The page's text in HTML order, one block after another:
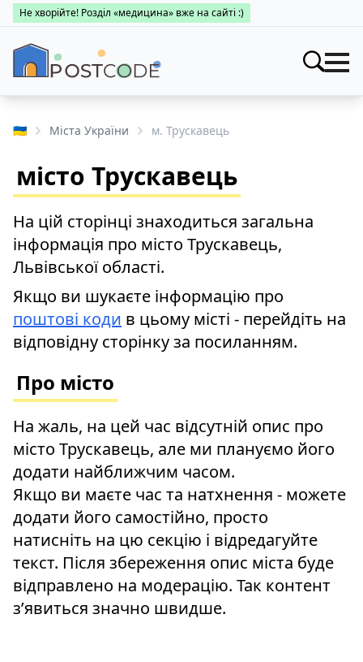
Не хворійте! Розділ «медицина» вже на сайті :)
Індекси
Пошук за областями
Про каталог
Міста України
Заклади
Про поштові індекси
Пошук за областями
Медицина
Про поштові індекси
Пошук за областями
🇺🇦 Міста України м. Трускавець
місто Трускавець
На цій сторінці знаходиться загальна
інформація про місто Трускавець,
Львівської області.
Якщо ви шукаєте інформацію про
поштові коди в цьому місті - перейдіть на
відповідну сторінку за посиланням.
Про місто
На жаль, на цей час відсутній опис про
місто Трускавець, але ми плануємо його
додати найближчим часом.
Якщо ви маєте час та натхнення - можете
додати його самостійно, просто
натисніть на цю секцію і відредагуйте
текст. Після збереження опис міста буде
відправлено на модерацію. Так контент
зʼявиться значно швидше.